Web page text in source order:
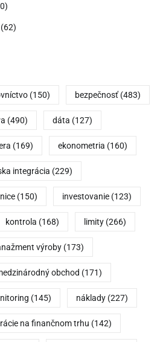
(62)
(150) bezpečnosť (483)
(490) dáta (127)
(169) ekonometria (160)
integrácia (229)
(150) investovanie (123)
kontrola (168) limity (266)
výroby (173)
obchod (171)
(145) náklady (227)
na finančnom trhu (142)